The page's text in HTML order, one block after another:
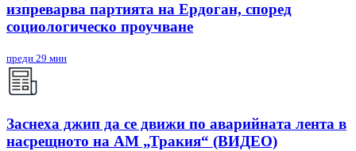
изпреварва партията на Ердоган, според
социологическо проучване
преди 29 мин
Заснеха джип да се движи по аварийната лента в
насрещното на АМ „Тракия“ (ВИДЕО)